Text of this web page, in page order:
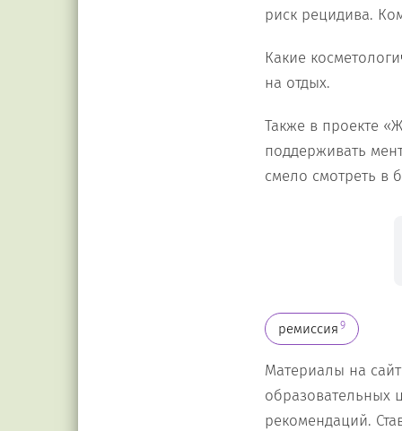
риск рецидива.
Какие
на отдых.
Также в проекте
поддерживать
смело смотреть в
ремиссия 9
Материалы на
образовательных
рекомендаций.